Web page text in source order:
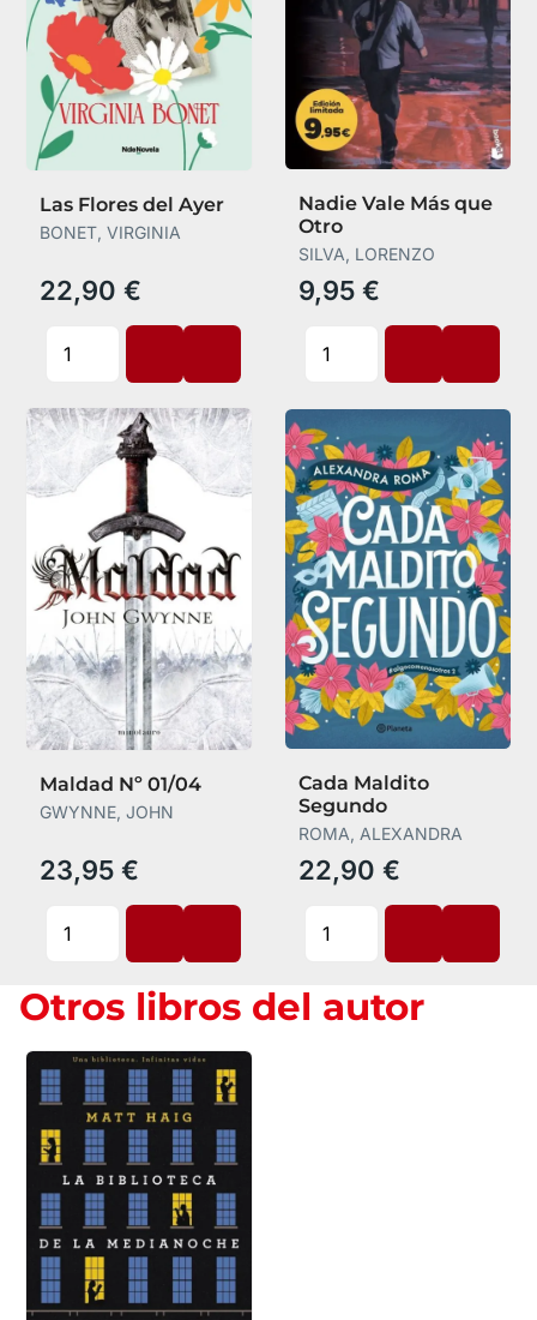
Las Flores del Ayer
BONET, VIRGINIA
22,90 €
Nadie Vale Más que
Otro
SILVA, LORENZO
9,95 €
Maldad Nº 01/04
GWYNNE, JOHN
23,95 €
Cada Maldito
Segundo
ROMA, ALEXANDRA
22,90 €
Otros libros del autor